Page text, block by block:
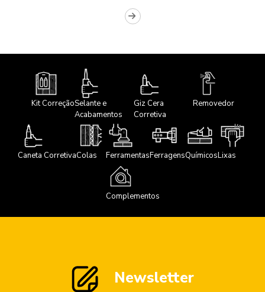
Kit CorreçãoSelante e
Acabamentos
Giz Cera
Corretiva
Removedor
Caneta CorretivaColas FerramentasFerragensQuímicosLixas
Complementos
Newsletter